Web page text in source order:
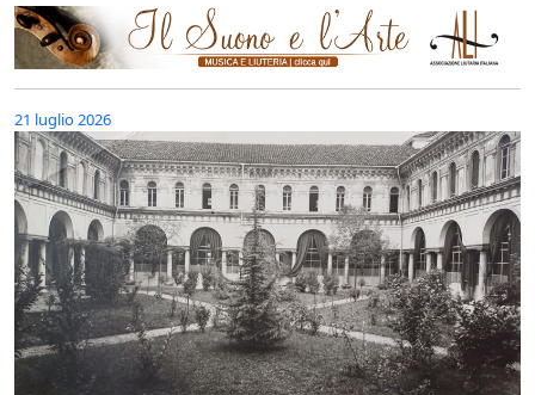
21 luglio 2026